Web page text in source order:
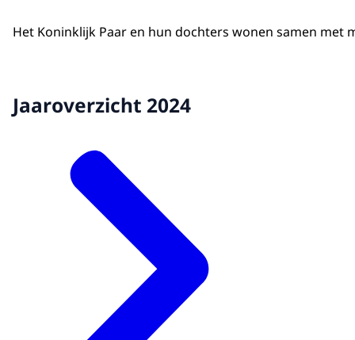
Het Koninklijk Paar en hun dochters wonen samen
Jaaroverzicht 2024